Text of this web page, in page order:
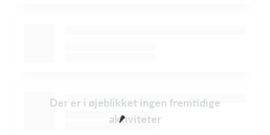
Der er i øjeblikket ingen fremtidige
aktiviteter